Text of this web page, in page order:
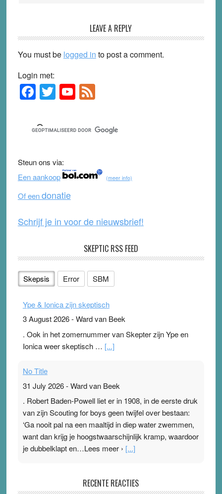
LEAVE A REPLY
You must be logged in to post a comment.
Login met:
Primary
Sidebar
F
a
c
e
b
o
o
k
T
wi
tt
er
Y
o
u
T
b
e
F
e
d
Steun ons via:
Een aankoop
(meer info)
Of eendonatie
Schrijf je in voor de nieuwsbrief!
SKEPTIC RSS FEED
Skepsis Error SBM
Ype & Ionica zijn skeptisch
3 August 2026-Ward van Beek
. Ook in het zomernummer van Skepter zijn Ype en
Ionica weer skeptisch … [...]
No Title
31 July 2026-Ward van Beek
. Robert Baden-Powell liet er in 1908, in de eerste druk
van zijn Scouting for boys geen twijfel over bestaan:
‘Ga nooit pal na een maaltijd in diep water zwemmen,
want dan krijg je hoogstwaarschijnlijk kramp, waardoor
je dubbelklapt en…Lees meer › [...]
Ward van Beek
RECENTE REACTIES